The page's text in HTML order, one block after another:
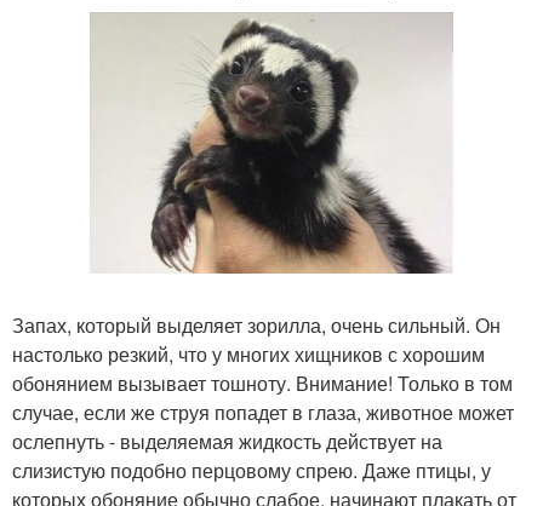
Запах, который выделяет зорилла, очень сильный. Он
настолько резкий, что у многих хищников с хорошим
обонянием вызывает тошноту. Внимание! Только в том
случае, если же струя попадет в глаза, животное может
ослепнуть - выделяемая жидкость действует на
слизистую подобно перцовому спрею. Даже птицы, у
которых обоняние обычно слабое, начинают плакать от